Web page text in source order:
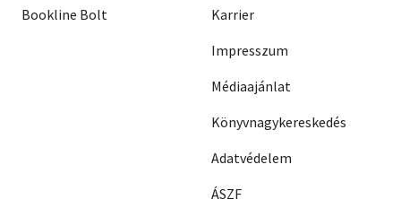
Bookline Bolt
Karrier
Impresszum
Médiaajánlat
Könyvnagykereskedés
Adatvédelem
ÁSZF